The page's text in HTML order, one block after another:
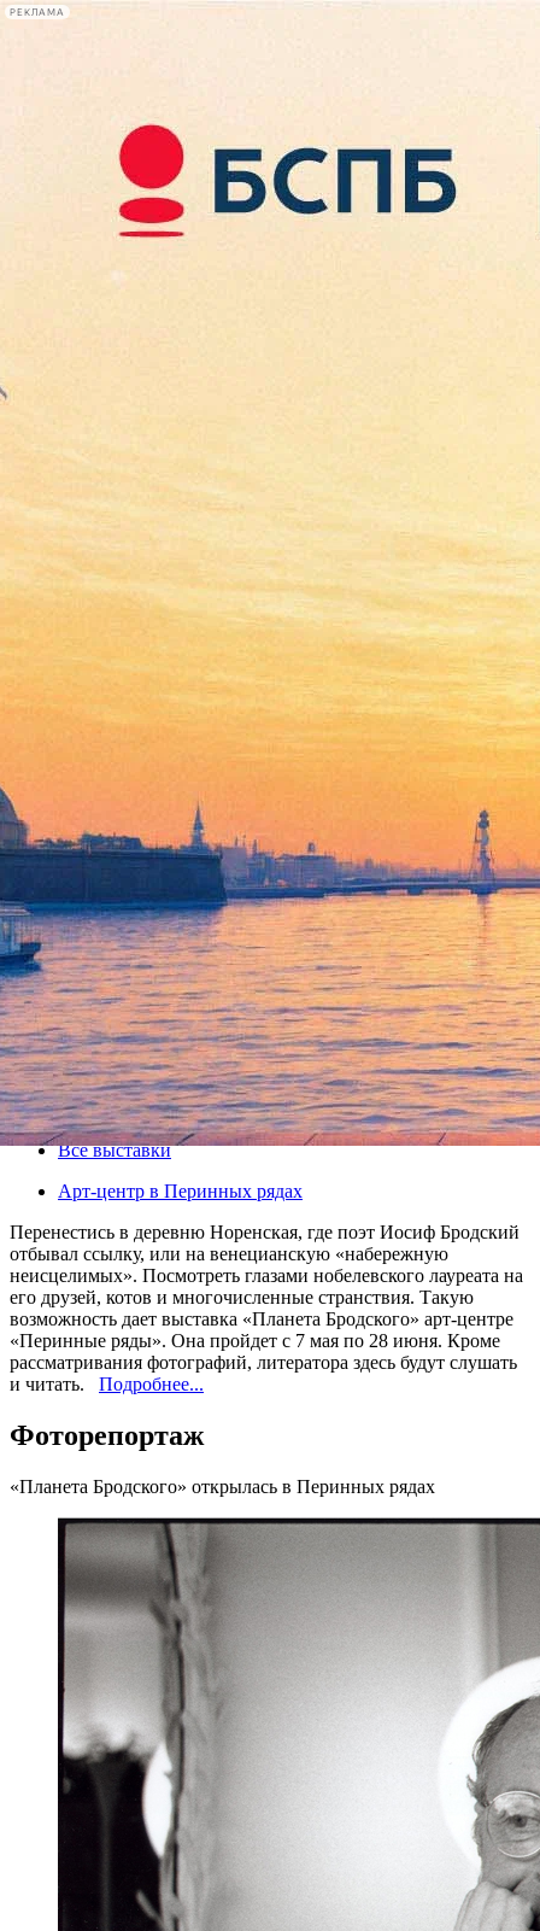
РЕКЛАМА
Сегодня:
2026.08.10
22:14
Афиша Plus
На Невском открыли
«Планету Бродского»
07 мая 2015, четверг-28 июня 2015, воскресенье
Версия для печати
Все выставки
Арт-центр в Перинных рядах
Перенестись в деревню Норенская, где поэт Иосиф Бродский
отбывал ссылку, или на венецианскую «набережную
неисцелимых». Посмотреть глазами нобелевского лауреата на
его друзей, котов и многочисленные странствия. Такую
возможность дает выставка «Планета Бродского» арт-центре
«Перинные ряды». Она пройдет с 7 мая по 28 июня. Кроме
рассматривания фотографий, литератора здесь будут слушать
и читать. Подробнее...
Фоторепортаж
«Планета Бродского» открылась в Перинных рядах